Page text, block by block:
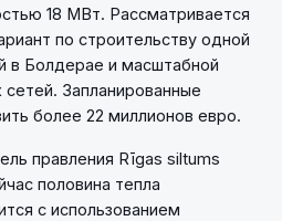
18 МВт. Рассматривается
по строительству одной
в Болдерае и масштабной
Запланированные
более 22 миллионов евро.
правления Rīgas siltums
половина тепла
с использованием